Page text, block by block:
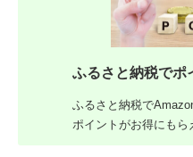
ふるさと納税でポ
ふるさと納税で
ポイントがお得にもら